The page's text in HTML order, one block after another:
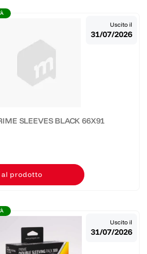
SLEEVES BLACK 66X91
al prodotto
Uscito il
31/07/2026
Uscito il
31/07/2026